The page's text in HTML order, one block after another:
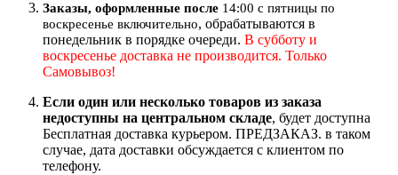
Заказы, оформленные после 14:00 с пятницы по
воскресенье включительно, обрабатываются в
понедельник в порядке очереди. В субботу и
воскресенье доставка не производится. Только
Самовывоз!
Если один или несколько товаров из заказа
недоступны на центральном складе, будет доступна
Бесплатная доставка курьером. ПРЕДЗАКАЗ. в таком
случае, дата доставки обсуждается с клиентом по
телефону.